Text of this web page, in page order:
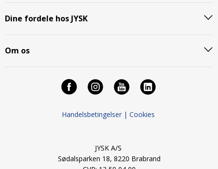
Dine fordele hos JYSK
Om os
Handelsbetingelser | Cookies
JYSK A/S
Sødalsparken 18, 8220 Brabrand